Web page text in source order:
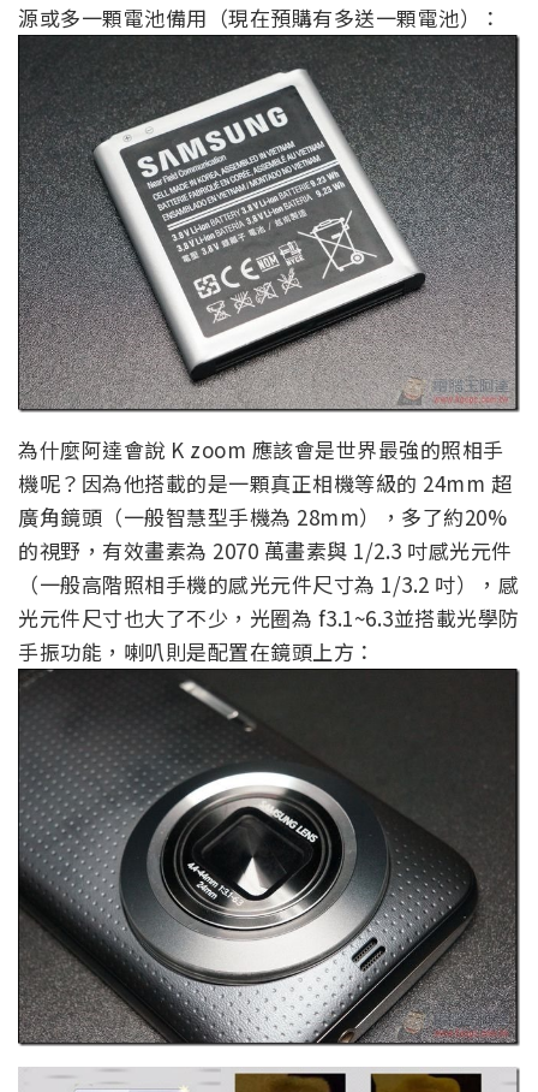
源或多一顆電池備用（現在預購有多送一顆電池）：
為什麼阿達會說 K zoom 應該會是世界最強的照相手
機呢？因為他搭載的是一顆真正相機等級的 24mm 超
廣角鏡頭（一般智慧型手機為 28mm），多了約20%
的視野，有效畫素為 2070 萬畫素與 1/2.3 吋感光元件
（一般高階照相手機的感光元件尺寸為 1/3.2 吋），感
光元件尺寸也大了不少，光圈為 f3.1~6.3並搭載光學防
手振功能，喇叭則是配置在鏡頭上方：